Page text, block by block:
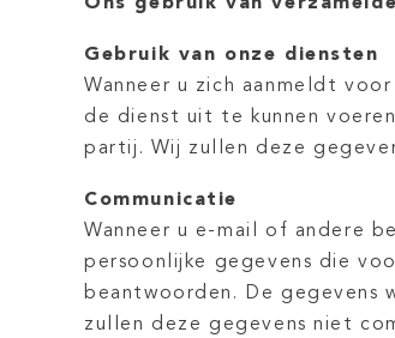
Gebruik van onze diensten
Wanneer u zich aanmeldt
de dienst uit te kunnen
partij. Wij zullen deze
Communicatie
Wanneer u e-mail of andere
persoonlijke gegevens die
beantwoorden. De gegevens
zullen deze gegevens niet